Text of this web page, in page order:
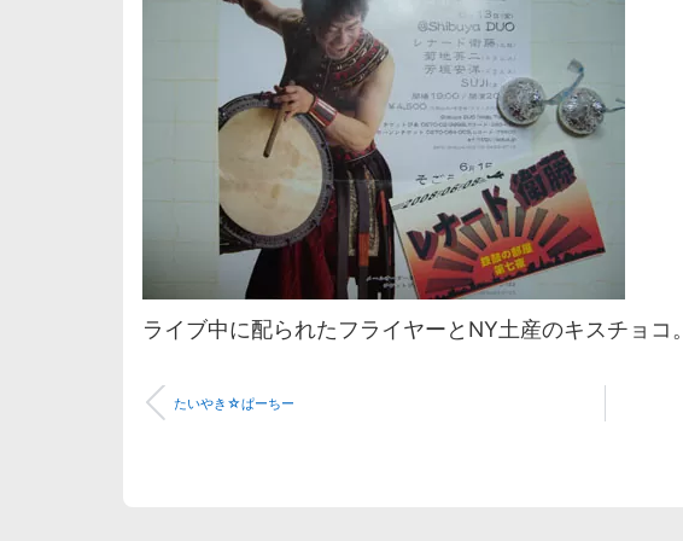
ライブ中に配られたフライヤーとNY土産のキスチョコ。
たいやき☆ぱーちー